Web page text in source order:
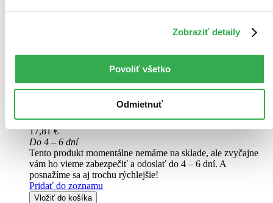
Zobraziť detaily
Povoliť všetko
Odmietnuť
Ihneď na stiahnutie
Máte čítačku, tablet alebo mobil? Stiahnite si do nich e-knihu:
budete ju mať hneď a ešte aj ušetríte život stromom. Viac
informácii o e-kniháchnájdete tu.
AudioknihaMP3 na CD
17,81 €
Do 4 – 6 dní
Tento produkt momentálne nemáme na sklade, ale zvyčajne
vám ho vieme zabezpečiť a odoslať do 4 – 6 dní. A
posnažíme sa aj trochu rýchlejšie!
Pridať do zoznamu
Vložiť do košíka